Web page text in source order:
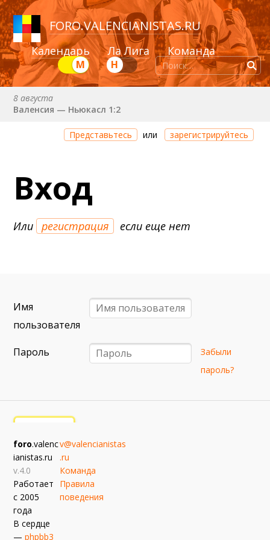
FORO.VALENCIANISTAS.RU
Календарь Ла Лига Команда
Н
М
8 августа
Валенсия — Ньюкасл 1:2
Через 13 дней 4 часа 33 минуты
Валенсия — Сельта
Валенсия — Бетис
30 августа (вс) в 19:30 (исп)
6 сентября (вс) в 16:15 (исп)
примерно 16 сентября
Алавес — Валенсия
примерно 20 сентября
Валенсия — Реал Сосьедад
Валенсия — Атлетик
примерно 25 октября
Валенсия — Вильярреал
Представьтесь или зарегистрируйтесь
Вход
Или регистрация если еще нет
Имя
пользователя
Пароль
Забыли
пароль?
foro.valenc
ianistas.ru
v.4.0
Работает
с 2005
года
В сердце
—phpbb3
v@valencianistas
.ru
Команда
Правила
поведения